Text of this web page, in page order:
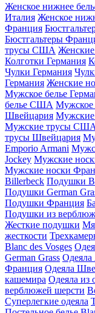
Женское нижнее
Италия Женское
Франция
Бюстгальтеры
трусы США
Колготки Германия
Чулки Германия
Германия Женские
Мужское белье
белье США Мужское
Швейцария Мужские
Мужские трусы США
трусы Швейцария
Emporio Armani
Jockey Мужские
Мужские носки
Billerbeck Подушки
Подушки German
Подушки Франция
Подушки из
Жесткие подушки
жесткости
Blanc des Vosges
German Grass Одеяла
Франция Одеяла
кашемира Одеяла из
верблюжей шерсти
Суперлегкие одеяла